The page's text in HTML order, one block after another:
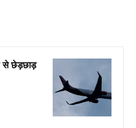
से छेड़छाड़